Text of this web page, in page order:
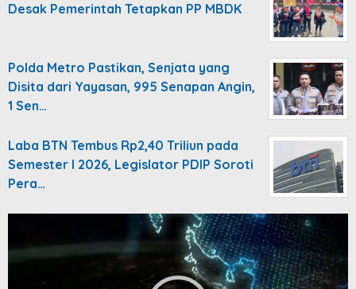
Desak Pemerintah Tetapkan PP MBDK
Polda Metro Pastikan, Senjata yang
Disita dari Yayasan, 995 Senapan Angin,
1 Sen…
Laba BTN Tembus Rp2,40 Triliun pada
Semester I 2026, Legislator PDIP Soroti
Pera…